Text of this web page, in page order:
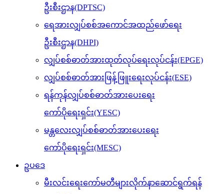
ဦးစီးဌာန(DPTSC)
ရေအားလျှပ်စစ်အကောင်အထည်ဖော်ရေး
ဦးစီးဌာန(DHPI)
လျှပ်စစ်ဓာတ်အားထုတ်လုပ်ရေးလုပ်ငန်း(EPGE)
လျှပ်စစ်ဓာတ်အားဖြန့်ဖြူးရေးလုပ်ငန်း(ESE)
ရန်ကုန်လျှပ်စစ်ဓာတ်အားပေးရေး
ကော်ပိုရေးရှင်း(YESC)
မန္တလေးလျှပ်စစ်ဓာတ်အားပေးရေး
ကော်ပိုရေးရှင်း(MESC)
ဥပဒေ
မီးလင်းရေးကော်မတီများလိုက်နာဆောင်ရွက်ရန်